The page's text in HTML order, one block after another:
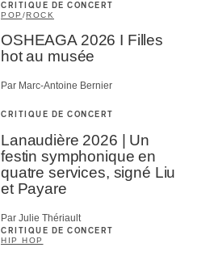
CRITIQUE DE CONCERT
POP /ROCK
OSHEAGA 2026 I Filles
hot au musée
Par Marc-Antoine Bernier
CRITIQUE DE CONCERT
Lanaudière 2026 | Un
festin symphonique en
quatre services, signé Liu
et Payare
Par Julie Thériault
CRITIQUE DE CONCERT
HIP HOP